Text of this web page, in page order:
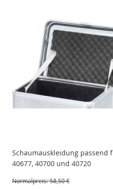
Schaumauskleidung passend
40677, 40700 und 40720
Normalpreis: 58,50 €